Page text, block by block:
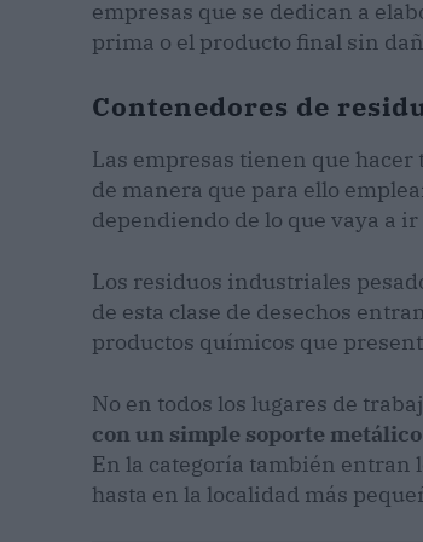
empresas que se dedican a
prima o el producto final sin
Contenedores de
Las empresas tienen que
de manera que para ello
dependiendo de lo que vaya a
Los residuos industriales
de esta clase de desechos
productos químicos que
No en todos los lugares de
con un simple soporte
En la categoría también entran
hasta en la localidad más